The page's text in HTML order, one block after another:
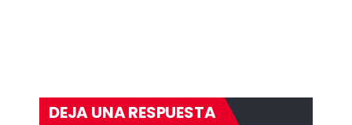
DEJA UNA RESPUESTA